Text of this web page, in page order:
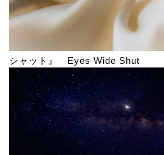
シャット』 Eyes Wide Shut